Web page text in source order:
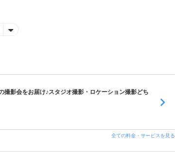
撮影会をお届け♪スタジオ撮影・ロケーション撮影どち
全ての料金・サービスを見る